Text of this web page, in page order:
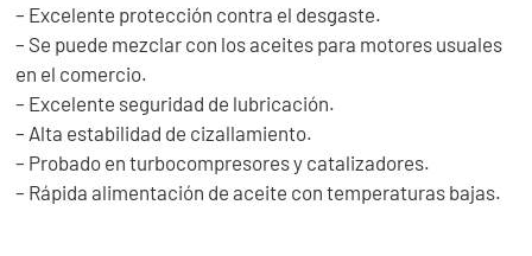
– Excelente protección contra el desgaste.
– Se puede mezclar con los aceites para motores usuales
en el comercio.
– Excelente seguridad de lubricación.
– Alta estabilidad de cizallamiento.
– Probado en turbocompresores y catalizadores.
– Rápida alimentación de aceite con temperaturas bajas.